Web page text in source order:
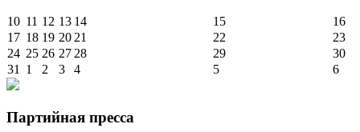
10 11 12 13 14 15
16
17 18 19 20 21 22
23
24 25 26 27 28 29
30
31
1 2 3 4 5 6
Партийная пресса